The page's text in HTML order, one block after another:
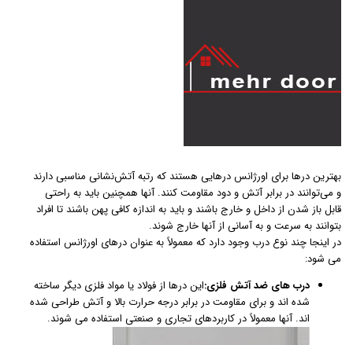
بهترین درها برای اورژانس درهایی هستند که رتبه آتش‌نشانی مناسبی دارند
و می‌توانند در برابر آتش و دود مقاومت کنند. آنها همچنین باید به راحتی
قابل باز شدن از داخل و خارج باشند و باید به اندازه کافی پهن باشند تا افراد
بتوانند به سرعت و به آسانی از آنها خارج شوند.
در اینجا چند نوع درب وجود دارد که معمولاً به عنوان درهای اورژانس استفاده
می شود:
درب های ضد آتش فلزی:این درها از فولاد یا مواد فلزی دیگر ساخته
شده اند و برای مقاومت در برابر درجه حرارت بالا و آتش طراحی شده
اند. آنها معمولاً در کاربردهای تجاری و صنعتی استفاده می شوند.